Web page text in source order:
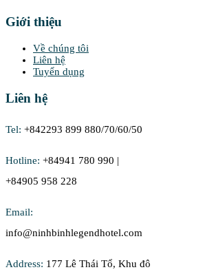
Giới thiệu
Về chúng tôi
Liên hệ
Tuyển dụng
Liên hệ
Tel: +842293 899 880/70/60/50
Hotline: +84941 780 990 |
+84905 958 228
Email:
info@ninhbinhlegendhotel.com
Address: 177 Lê Thái Tổ, Khu đô